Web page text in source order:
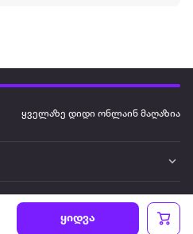
ყიდვა
ყველაზე დიდი ონლაინ მაღაზია